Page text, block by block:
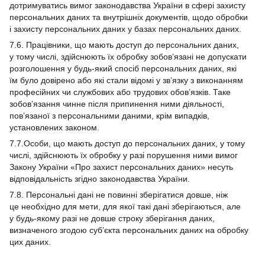
дотримуватись вимог законодавства України в сфері захисту
персональних даних та внутрішніх документів, щодо обробки
і захисту персональних даних у базах персональних даних.
7.6. Працівники, що мають доступ до персональних даних,
у тому числі, здійснюють їх обробку зобов’язані не допускати
розголошення у будь-який спосіб персональних даних, які
їм було довірено або які стали відомі у зв’язку з виконанням
професійних чи службових або трудових обов’язків. Таке
зобов’язання чинне після припинення ними діяльності,
пов’язаної з персональними даними, крім випадків,
установлених законом.
7.7.Особи, що мають доступ до персональних даних, у тому
числі, здійснюють їх обробку у разі порушення ними вимог
Закону України «Про захист персональних даних» несуть
відповідальність згідно законодавства України.
7.8. Персональні дані не повинні зберігатися довше, ніж
це необхідно для мети, для якої такі дані зберігаються, але
у будь-якому разі не довше строку зберігання даних,
визначеного згодою суб’єкта персональних даних на обробку
цих даних.